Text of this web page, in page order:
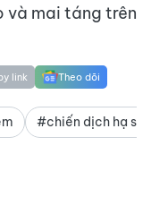
và mai táng trên
link Theo dõi
#chiến dịch hạ